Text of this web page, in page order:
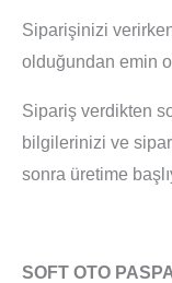
Siparişinizi
olduğundan emin
Sipariş verdikten
bilgilerinizi ve
sonra üretime
SOFT OTO